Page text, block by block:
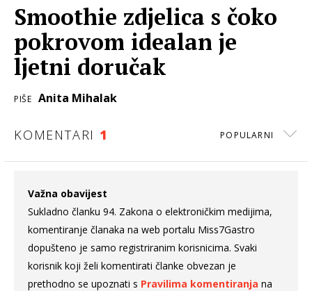
Smoothie zdjelica s čoko
pokrovom idealan je
ljetni doručak
PIŠE Anita Mihalak
KOMENTARI 1 POPULARNI
Važna obavijest
Sukladno članku 94. Zakona o elektroničkim medijima,
komentiranje članaka na web portalu Miss7Gastro
dopušteno je samo registriranim korisnicima. Svaki
korisnik koji želi komentirati članke obvezan je
prethodno se upoznati s Pravilima komentiranja na